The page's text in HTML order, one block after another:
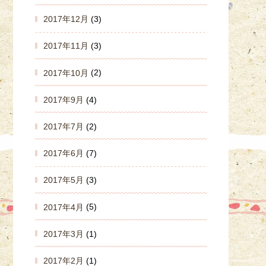
2017年12月 (3)
2017年11月 (3)
2017年10月 (2)
2017年9月 (4)
2017年7月 (2)
2017年6月 (7)
2017年5月 (3)
2017年4月 (5)
2017年3月 (1)
2017年2月 (1)